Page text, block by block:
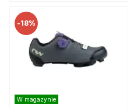
-18%
W magazynie